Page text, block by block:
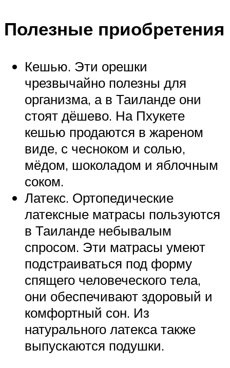
Полезные приобретения
Кешью. Эти орешки
чрезвычайно полезны для
организма, а в Таиланде они
стоят дёшево. На Пхукете
кешью продаются в жареном
виде, с чесноком и солью,
мёдом, шоколадом и яблочным
соком.
Латекс. Ортопедические
латексные матрасы пользуются
в Таиланде небывалым
спросом. Эти матрасы умеют
подстраиваться под форму
спящего человеческого тела,
они обеспечивают здоровый и
комфортный сон. Из
натурального латекса также
выпускаются подушки.